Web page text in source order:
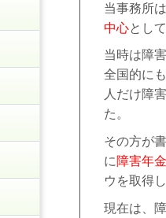
当事務所は
中心とし
当時は障
全国的に
人だけ障
た。
その方が
に障害年
ウを取得
現在は、